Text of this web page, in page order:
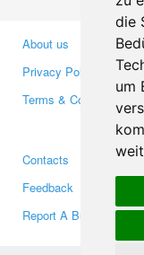
die
um
About us
Privacy Policy
Terms & Conditions
Contacts
Feedback
Report A Bug